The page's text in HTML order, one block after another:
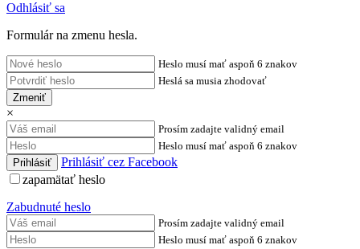
Odhlásiť sa
Formulár na zmenu hesla.
Heslo musí mať aspoň 6 znakov
Heslá sa musia zhodovať
Zmeniť
×
Prosím zadajte validný email
Heslo musí mať aspoň 6 znakov
Prihlásiť cez Facebook
zapamätať heslo
Zabudnuté heslo
Prosím zadajte validný email
Heslo musí mať aspoň 6 znakov